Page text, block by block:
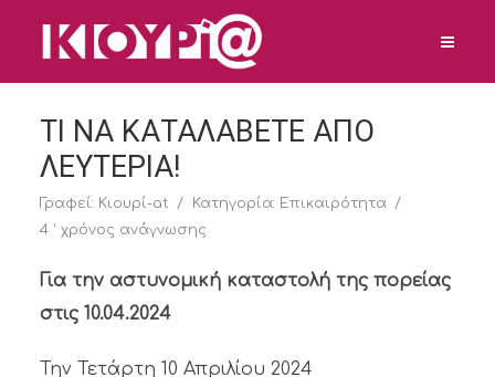
ΤΙ ΝΑ ΚΑΤΑΛΑΒΕΤΕ ΑΠΟ
ΛΕΥΤΕΡΙΑ!
Γραφεί: Κιουρί-at Κατηγορία: Επικαιρότητα
4 ' χρόνος ανάγνωσης
Για την αστυνομική καταστολή της πορείας
στις 10.04.2024
Την Τετάρτη 10 Απριλίου 2024